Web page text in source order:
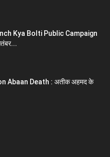
Kya Bolti Public Campaign
Abaan Death : अतीक अहमद के